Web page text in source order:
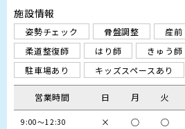
施設情報
姿勢チェック 骨盤調整 産前
柔道整復師
はり師 きゅう師
駐車場あり
キッズスペースあり
営業時間 日 月 火
9:00～12:30 × ○ ○